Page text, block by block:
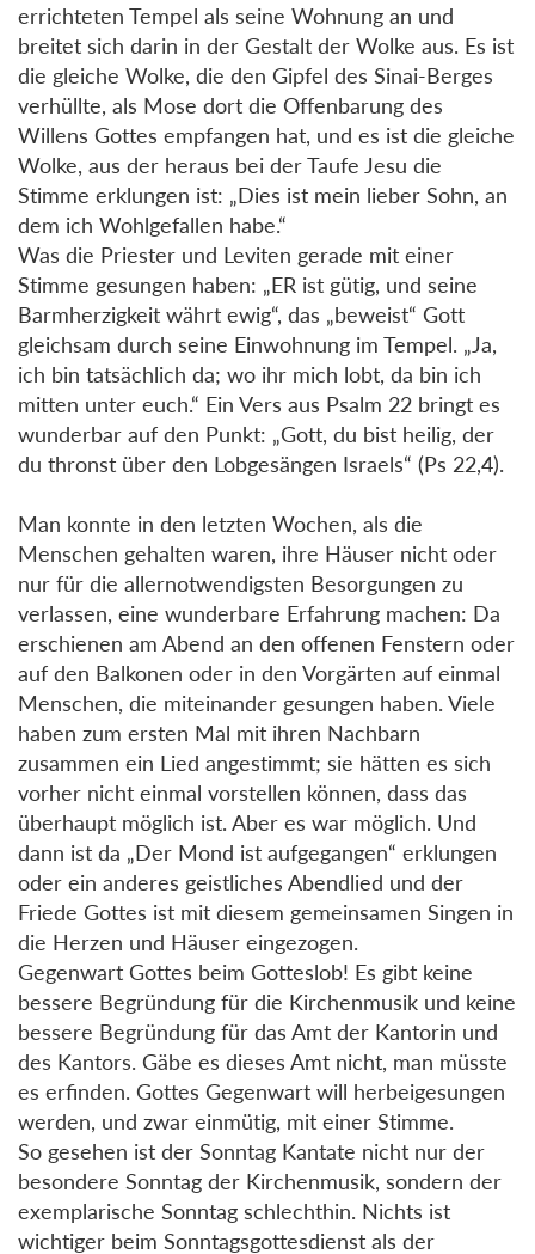
errichteten Tempel als seine Wohnung an und
breitet sich darin in der Gestalt der Wolke aus. Es ist
die gleiche Wolke, die den Gipfel des Sinai-Berges
verhüllte, als Mose dort die Offenbarung des
Willens Gottes empfangen hat, und es ist die gleiche
Wolke, aus der heraus bei der Taufe Jesu die
Stimme erklungen ist: „Dies ist mein lieber Sohn, an
dem ich Wohlgefallen habe.“
Was die Priester und Leviten gerade mit einer
Stimme gesungen haben: „ER ist gütig, und seine
Barmherzigkeit währt ewig“, das „beweist“ Gott
gleichsam durch seine Einwohnung im Tempel. „Ja,
ich bin tatsächlich da; wo ihr mich lobt, da bin ich
mitten unter euch.“ Ein Vers aus Psalm 22 bringt es
wunderbar auf den Punkt: „Gott, du bist heilig, der
du thronst über den Lobgesängen Israels“ (Ps 22,4).
Man konnte in den letzten Wochen, als die
Menschen gehalten waren, ihre Häuser nicht oder
nur für die allernotwendigsten Besorgungen zu
verlassen, eine wunderbare Erfahrung machen: Da
erschienen am Abend an den offenen Fenstern oder
auf den Balkonen oder in den Vorgärten auf einmal
Menschen, die miteinander gesungen haben. Viele
haben zum ersten Mal mit ihren Nachbarn
zusammen ein Lied angestimmt; sie hätten es sich
vorher nicht einmal vorstellen können, dass das
überhaupt möglich ist. Aber es war möglich. Und
dann ist da „Der Mond ist aufgegangen“ erklungen
oder ein anderes geistliches Abendlied und der
Friede Gottes ist mit diesem gemeinsamen Singen in
die Herzen und Häuser eingezogen.
Gegenwart Gottes beim Gotteslob! Es gibt keine
bessere Begründung für die Kirchenmusik und keine
bessere Begründung für das Amt der Kantorin und
des Kantors. Gäbe es dieses Amt nicht, man müsste
es erfinden. Gottes Gegenwart will herbeigesungen
werden, und zwar einmütig, mit einer Stimme.
So gesehen ist der Sonntag Kantate nicht nur der
besondere Sonntag der Kirchenmusik, sondern der
exemplarische Sonntag schlechthin. Nichts ist
wichtiger beim Sonntagsgottesdienst als der